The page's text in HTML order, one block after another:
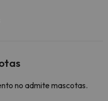
no admite mascotas.